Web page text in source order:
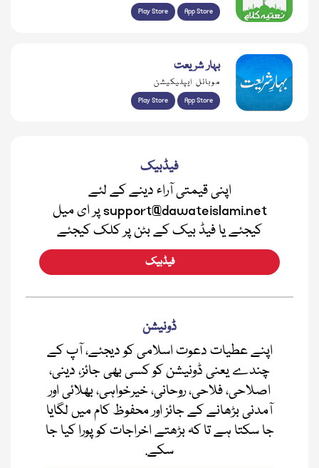
Play Store App Store
بہار شریعت
موبائل ایپلیکیشن
Play Store App Store
فیڈبیک
اپنی قیمتی آراء دینے کے لئے
support@dawateislami.net پر ای میل
کیجئے یا فیڈ بیک کے بٹن پر کلک کیجئے
فیڈبیک
ڈونیشن
اپنے عطیات دعوت اسلامی کو دیجئے، آپ کے
چندے یعنی ڈونیشن کو کسی بھی جائز، دینی،
اصلاحی، فلاحی، روحانی، خیرخواہی، بھلائی اور
آمدنی بڑھانے کے جائز اور محفوظ کام میں لگایا
جا سکتا ہے تا کہ بڑھتے اخراجات کو پورا کیا جا
سکے.